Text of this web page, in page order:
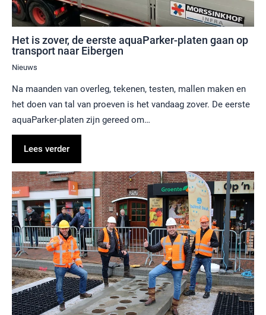
Het is zover, de eerste aquaParker-platen gaan op
transport naar Eibergen
Nieuws
Na maanden van overleg, tekenen, testen, mallen maken en
het doen van tal van proeven is het vandaag zover. De eerste
aquaParker-platen zijn gereed om…
Lees verder